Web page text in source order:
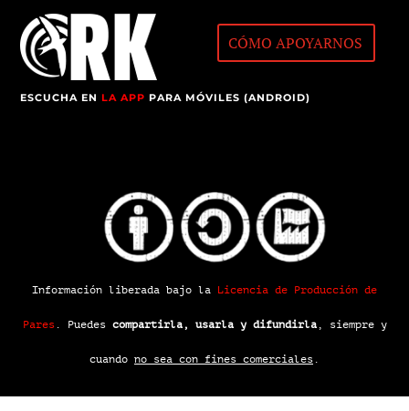
CÓMO APOYARNOS
ESCUCHA ENLA APP PARA MÓVILES (ANDROID)
Información liberada bajo la Licencia de Producción de
Pares. Puedes compartirla, usarla y difundirla, siempre y
cuando no sea con fines comerciales .